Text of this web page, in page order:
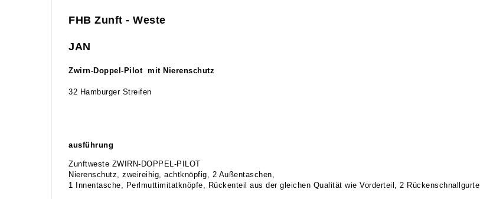
FHB Zunft - Weste
JAN
Zwirn-Doppel-Pilot mit Nierenschutz
32 Hamburger Streifen
ausführung
Zunftweste ZWIRN-DOPPEL-PILOT
Nierenschutz, zweireihig, achtknöpfig, 2 Außentaschen,
1 Innentasche, Perlmuttimitatknöpfe, Rückenteil aus der gleichen Qualität wie Vorderteil, 2 Rückenschnallgurte